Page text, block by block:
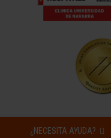
¿NECESITA AYUDA?